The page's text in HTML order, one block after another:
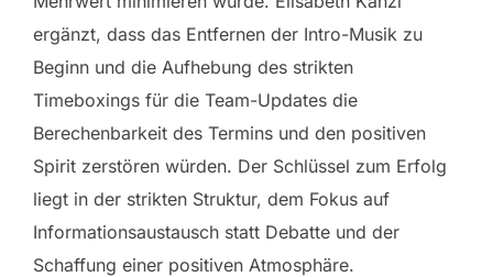
ergänzt, dass das Entfernen der Intro-Musik zu
Beginn und die Aufhebung des strikten
Timeboxings für die Team-Updates die
Berechenbarkeit des Termins und den positiven
Spirit zerstören würden. Der Schlüssel zum Erfolg
liegt in der strikten Struktur, dem Fokus auf
Informationsaustausch statt Debatte und der
Schaffung einer positiven Atmosphäre.